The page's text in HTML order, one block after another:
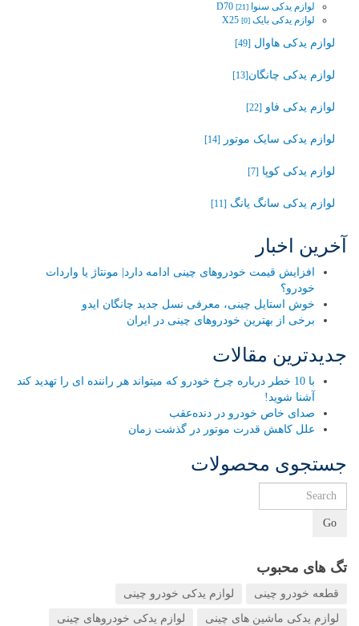
لوازم یدکی سنوا D70 [21]
لوازم یدکی بایک X25 [0]
لوازم یدکی هاوال [49]
لوازم یدکی چانگان‬‎[13]
لوازم یدکی فاو [22]
لوازم یدکی سایک موتور [14]
لوازم یدکی کوپا [7]
لوازم یدکی سانگ یانگ [11]
آخرین اخبار
افزایش قیمت خودروهای چینی ادامه دارد| مونتاژ یا واردات
خودرو؟
خوش استایل چینی، معرفی نسل جدید چانگان ایدو
برخی از بهترین خودروهای چینی در ایران
جدیدترین مقالات
با 10 خطر درباره چرخ خودرو که میتواند هر راننده ای را تهدید کند
آشنا شوید!
صدای خاص خودرو در دنده‌عقب
علل کاهش قدرت موتور در گذشت زمان
جستجوی محصولات
Go
تگ های محبوب
قطعه خودرو چینی لوازم یدکی خودرو چینی
لوازم یدکی ماشین های چینی لوازم یدکی خودروهای چینی